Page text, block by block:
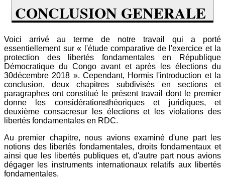
CONCLUSION GENERALE
Voici arrivé au terme de notre travail qui a porté
essentiellement sur « l'étude comparative de l'exercice et la
protection des libertés fondamentales en République
Démocratique du Congo avant et après les élections du
30décembre 2018 ». Cependant, Hormis l'introduction et la
conclusion, deux chapitres subdivisés en sections et
paragraphes ont constitué le présent travail dont le premier
donne les considérationsthéoriques et juridiques, et
deuxième consacresur les élections et les violations des
libertés fondamentales en RDC.
Au premier chapitre, nous avions examiné d'une part les
notions des libertés fondamentales, droits fondamentaux et
ainsi que les libertés publiques et, d'autre part nous avions
dégager les instruments internationaux relatifs aux libertés
fondamentales.